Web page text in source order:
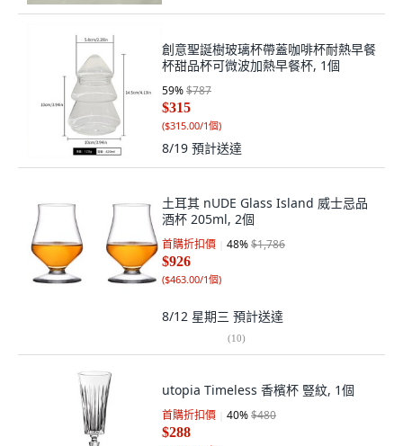
創意聖誕樹玻璃杯帶蓋咖啡杯耐熱早餐
杯甜品杯可微波加熱早餐杯, 1個
59%$787
$315
($315.00/1個)
8/19 預計送達
土耳其 nUDE Glass Island 威士忌品
酒杯 205ml, 2個
首購折扣價 48%$1,786
$926
($463.00/1個)
8/12 星期三 預計送達
(10)
utopia Timeless 香檳杯 豎紋, 1個
首購折扣價 40%$480
$288